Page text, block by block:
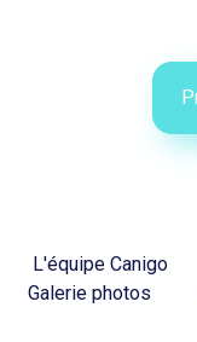
L'équipe Canigo
Galerie photos